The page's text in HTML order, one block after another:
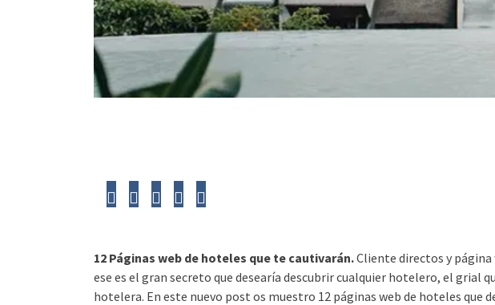
12 Páginas web de hoteles que te cautivarán.Cliente directos y
ese es el gran secreto que desearía descubrir cualquier hotelero, el grial
hotelera. En este nuevo post os muestro 12 páginas web de hoteles que